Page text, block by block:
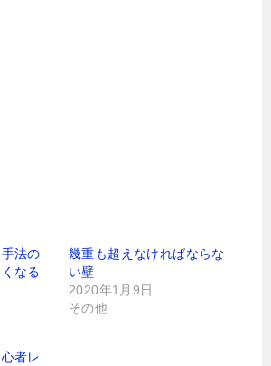
法の
なる
幾重も超えなければならな
い壁
2020年1月9日
その他
者レ